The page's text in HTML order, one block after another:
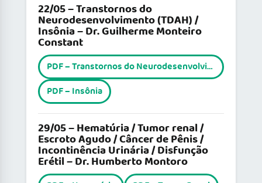
22/05 – Transtornos do
Neurodesenvolvimento (TDAH) /
Insônia – Dr. Guilherme Monteiro
Constant
PDF – Transtornos do Neurodesenvolvimento
PDF – Insônia
29/05 – Hematúria / Tumor renal /
Escroto Agudo / Câncer de Pênis /
Incontinência Urinária / Disfunção
Erétil – Dr. Humberto Montoro